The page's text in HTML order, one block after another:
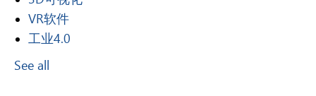
VR软件
工业4.0
See all